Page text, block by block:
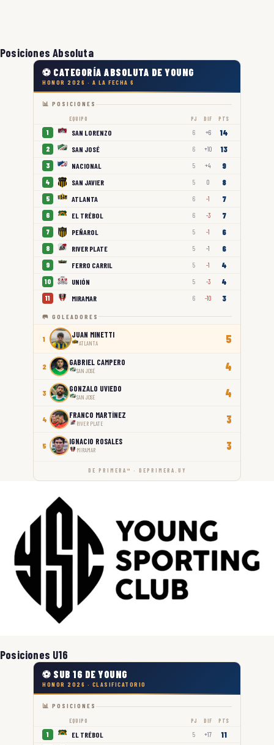
Posiciones Absoluta
⚽ CATEGORÍA ABSOLUTA DE YOUNG
HONOR 2026 · A LA FECHA 6
📊 POSICIONES
EQUIPO PJ DIF PTS
1 SAN LORENZO 6 +6 14
2 SAN JOSÉ 6 +10 13
3 NACIONAL 5 +4 9
4 SAN JAVIER 5 0 8
5 ATLANTA 6 -1 7
6 EL TRÉBOL 6 -3 7
7 PEÑAROL 5 -1 6
8 RIVER PLATE 5 -1 6
9 FERRO CARRIL 5 -1 4
10 UNIÓN 5 -3 4
11 MIRAMAR 6 -10 3
🥅 GOLEADORES
1 JUAN MINETTI
ATLANTA 5
2 GABRIEL CAMPERO
SAN JOSÉ 4
3 GONZALO UVIEDO
SAN JOSÉ 4
4 FRANCO MARTÍNEZ
RIVER PLATE 3
5 IGNACIO ROSALES
MIRAMAR 3
DE PRIMERA™ · DEPRIMERA.UY
Posiciones U16
⚽ SUB 16 DE YOUNG
HONOR 2026 · CLASIFICATORIO
📊 POSICIONES
EQUIPO PJ DIF PTS
1 EL TRÉBOL 5 +17 11